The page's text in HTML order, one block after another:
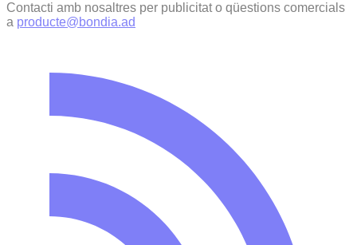
Contacti amb nosaltres per publicitat o qüestions comercials
a producte@bondia.ad